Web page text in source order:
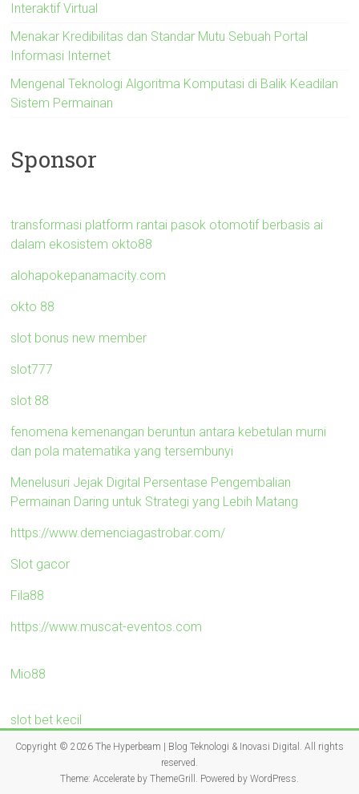
Interaktif Virtual
Menakar Kredibilitas dan Standar Mutu Sebuah Portal
Informasi Internet
Mengenal Teknologi Algoritma Komputasi di Balik Keadilan
Sistem Permainan
Sponsor
transformasi platform rantai pasok otomotif berbasis ai
dalam ekosistem okto88
alohapokepanamacity.com
okto 88
slot bonus new member
slot777
slot 88
fenomena kemenangan beruntun antara kebetulan murni
dan pola matematika yang tersembunyi
Menelusuri Jejak Digital Persentase Pengembalian
Permainan Daring untuk Strategi yang Lebih Matang
https://www.demenciagastrobar.com/
Slot gacor
Fila88
https://www.muscat-eventos.com
Mio88
slot bet kecil
Copyright © 2026 The Hyperbeam | Blog Teknologi & Inovasi Digital . All rights
reserved.
Theme: Accelerateby ThemeGrill. Powered by WordPress.